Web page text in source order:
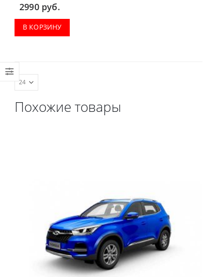
приобрести в
комплектации:
водительский коврик,
2990 руб.
В КОРЗИНУ
Похожие товары